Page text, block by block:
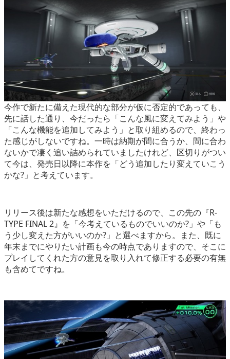
今作で新たに備えた現代的な部分が仮に否定的であっても、
先に話した通り、今だったら「こんな風に変えてみよう」や
「こんな機能を追加してみよう」と取り組めるので、終わっ
た感じがしないですね。一時は納期が間に合うか、間に合わ
ないかで凄く追い詰められていましたけれど、区切りがつい
て今は、発売日以降に本作を「どう追加したり変えていこう
かな?」と考えています。
リリース後は新たな感想をいただけるので、この先の『R-
TYPE FINAL 2』を「今考えているものでいいのか?」や「も
う少し変えた方がいいのか?」と選べますから。また、既に
年末までにやりたい計画も今の時点でありますので、そこに
プレイしてくれた方の意見を取り入れて修正する必要の有無
も含めてですね。